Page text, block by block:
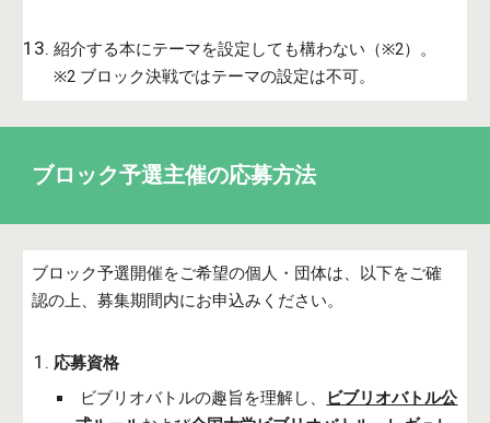
紹介する本にテーマを設定しても構わない（※2）。
※2 ブロック決戦ではテーマの設定は不可。
ブロック予選主催の応募方法
ブロック予選開催をご希望の個人・団体は、以下をご確
認の上、募集期間内にお申込みください。
応募資格
ビブリオバトルの趣旨を理解し、 ビブリオバトル公